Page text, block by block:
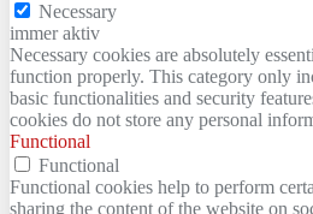
Necessary
immer aktiv
Necessary cookies are absolutely
function properly. This category only
basic functionalities and security
cookies do not store any personal
Functional
Functional
Functional cookies help to perform
sharing the content of the website on